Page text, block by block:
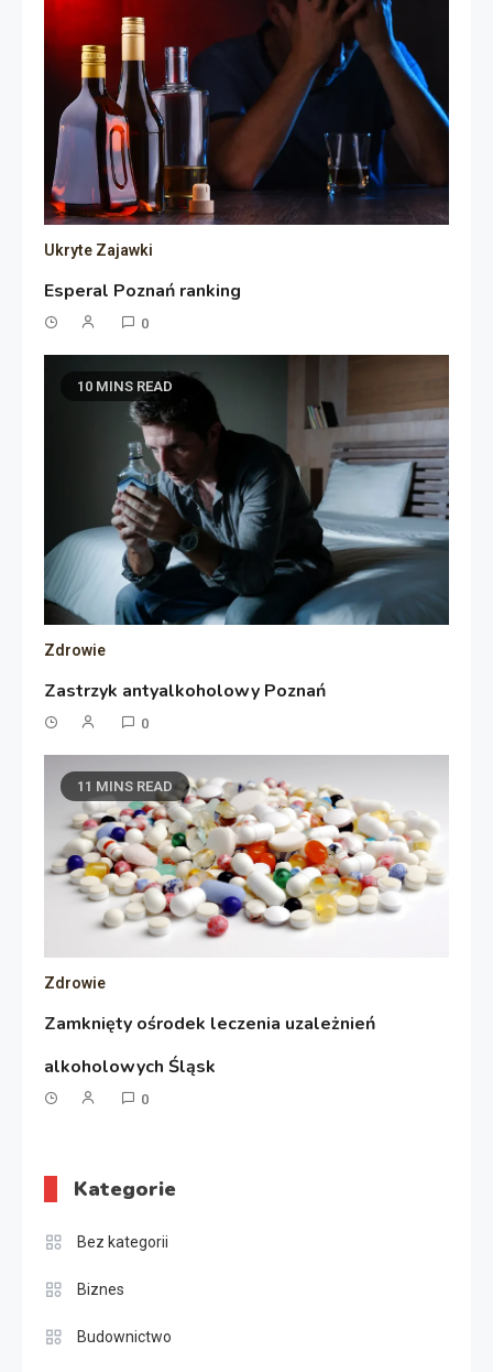
Ukryte Zajawki
Esperal Poznań ranking
0
10 MINS READ
Zdrowie
Zastrzyk antyalkoholowy Poznań
0
11 MINS READ
Zdrowie
Zamknięty ośrodek leczenia uzależnień
alkoholowych Śląsk
0
Kategorie
Bez kategorii
Biznes
Budownictwo